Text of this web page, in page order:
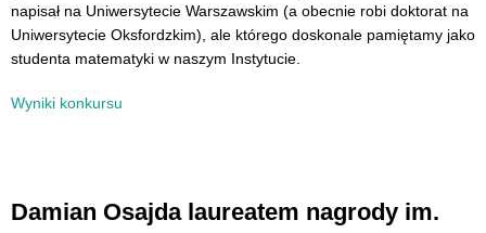
napisał na Uniwersytecie Warszawskim (a obecnie robi doktorat na
Uniwersytecie Oksfordzkim), ale którego doskonale pamiętamy jako
studenta matematyki w naszym Instytucie.
Wyniki konkursu
Damian Osajda laureatem nagrody im.